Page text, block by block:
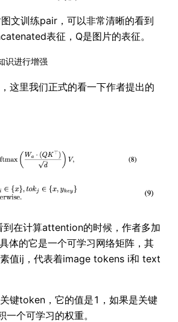
文训练pair，可以非常清晰的看到
表征，Q是图片的表征。
识进行增强
这里我们正式的看一下作者提出的
在计算attention的时候，作者多加
体的它是一个可学习网络矩阵，其
值ij，代表着image tokens i和 text
键token，它的值是1，如果是关键
个可学习的权重。